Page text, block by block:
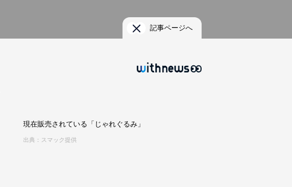
記事ページへ
現在販売されている「じゃれぐるみ」
出典：スマック提供